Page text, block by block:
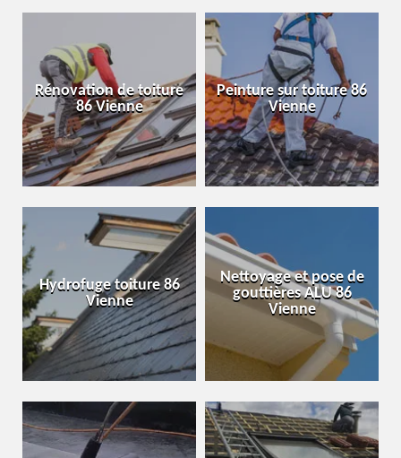
Rénovation de toiture
86 Vienne
Peinture sur toiture 86
Vienne
Hydrofuge toiture 86
Vienne
Nettoyage et pose de
gouttières ALU 86
Vienne